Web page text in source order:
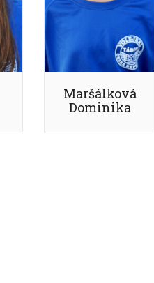
Maršálková
Dominika